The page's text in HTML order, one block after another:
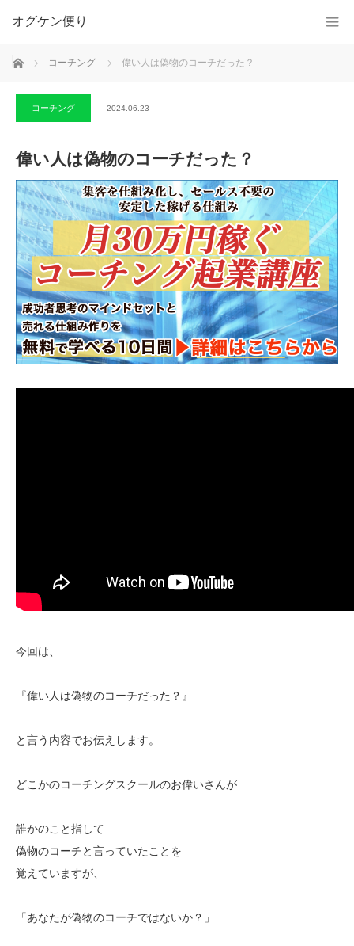
オグケン便り
ホーム コーチング 偉い人は偽物のコーチだった？
コーチング 2024.06.23
偉い人は偽物のコーチだった？
今回は、
『偉い人は偽物のコーチだった？』
と言う内容でお伝えします。
どこかのコーチングスクールのお偉いさんが
誰かのこと指して
偽物のコーチと言っていたことを
覚えていますが、
「あなたが偽物のコーチではないか？」